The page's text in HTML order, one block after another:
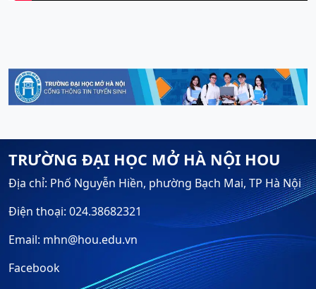
TRƯỜNG ĐẠI HỌC MỞ HÀ NỘI HOU
Địa chỉ: Phố Nguyễn Hiền, phường Bạch Mai, TP Hà Nội
Điện thoại: 024.38682321
Email: mhn@hou.edu.vn
Facebook